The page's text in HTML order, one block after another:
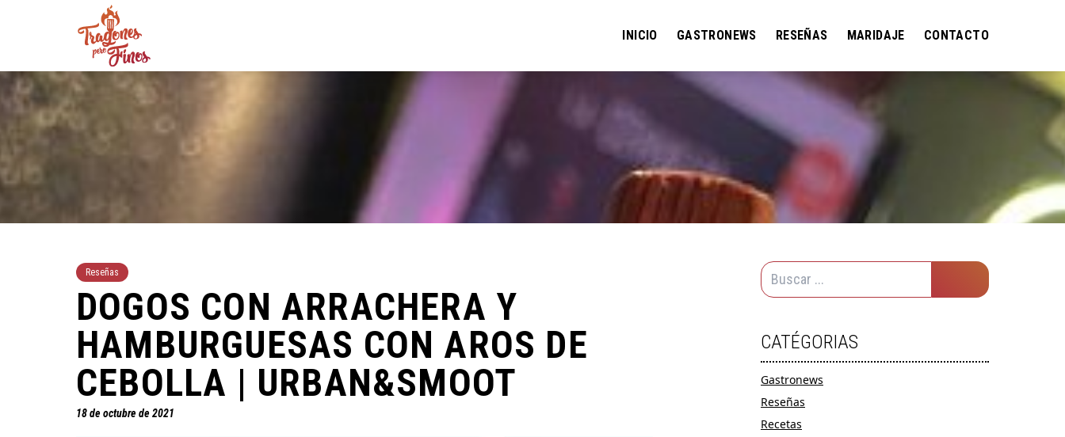
INICIO GASTRONEWS RESEÑAS MARIDAJE CONTACTO
Reseñas
DOGOS CON ARRACHERA Y
HAMBURGUESAS CON AROS DE
CEBOLLA | URBAN&SMOOT
18 de octubre de 2021
CATÉGORIAS
Gastronews
Reseñas
Recetas